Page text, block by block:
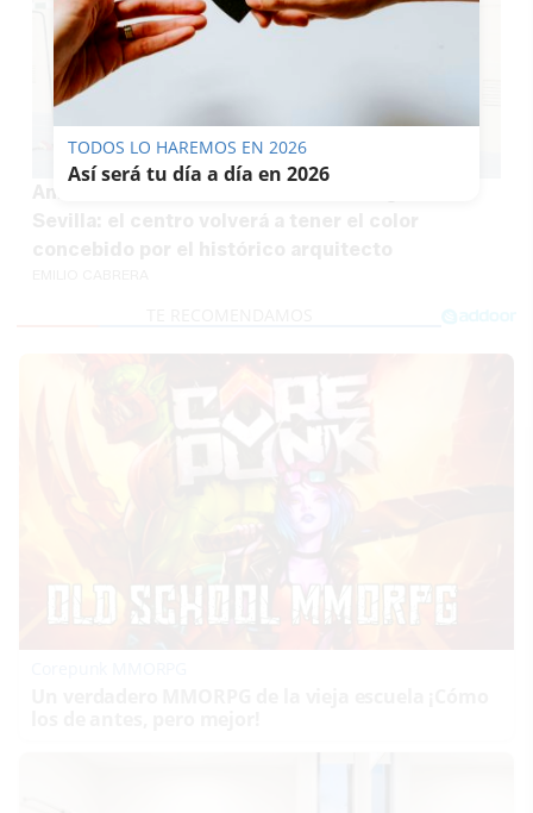
Aníbal González 'resucita' en un colegio de
TODOS LO HAREMOS EN 2026
Así será tu día a día en 2026